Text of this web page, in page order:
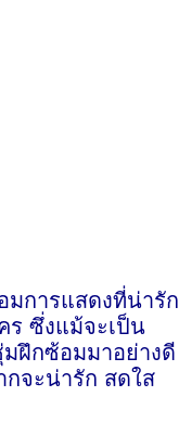
มการแสดงที่น่ารัก
ร ซึ่งแม้จะเป็น
มฝึกซ้อมมาอย่างดี
กจะน่ารัก สดใส